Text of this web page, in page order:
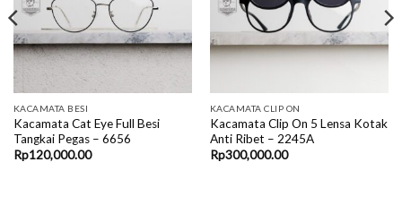
KACAMATA BESI
Kacamata Cat Eye Full Besi
Tangkai Pegas – 6656
Rp120,000.00
KACAMATA CLIP ON
Kacamata Clip On 5 Lensa Kotak
Anti Ribet – 2245A
Rp300,000.00